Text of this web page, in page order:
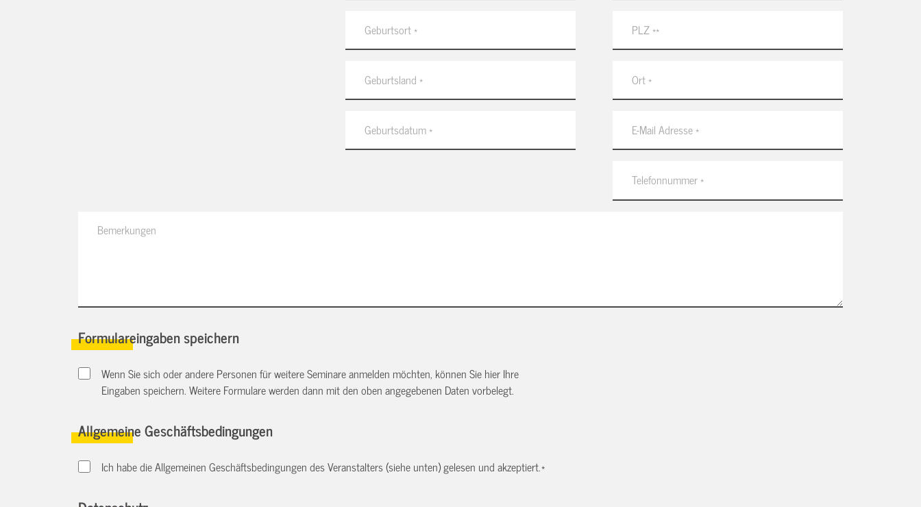
Formulareingaben speichern
Wenn Sie sich oder andere Personen für weitere Seminare anmelden möchten, können Sie hier Ihre
Eingaben speichern. Weitere Formulare werden dann mit den oben angegebenen Daten vorbelegt.
Allgemeine Geschäftsbedingungen
Ich habe die Allgemeinen Geschäftsbedingungen des Veranstalters (siehe unten) gelesen und akzeptiert.*